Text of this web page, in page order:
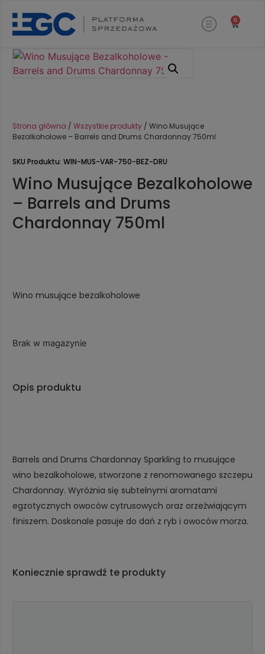
0
Strona główna / Wszystkie produkty / Wino Musujące
Bezalkoholowe – Barrels and Drums Chardonnay 750ml
SKU Produktu: WIN-MUS-VAR-750-BEZ-DRU
Wino Musujące Bezalkoholowe
– Barrels and Drums
Chardonnay 750ml
Wino musujące bezalkoholowe
Brak w magazynie
Opis produktu
Barrels and Drums Chardonnay Sparkling to musujące
wino bezalkoholowe, stworzone z renomowanego szczepu
Chardonnay. Wyróżnia się subtelnymi aromatami
egzotycznych owoców cytrusowych oraz orzeźwiającym
finiszem. Doskonale pasuje do dań z ryb i owoców morza.
Koniecznie sprawdź te produkty